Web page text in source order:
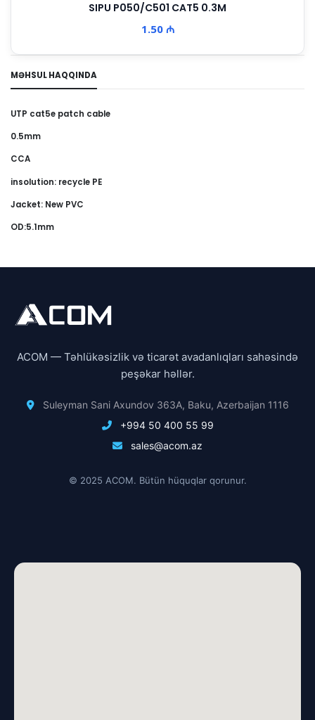
SIPU P050/C501 CAT5 0.3M
1.50 ₼
MƏHSUL HAQQINDA
UTP cat5e patch cable
0.5mm
CCA
insolution: recycle PE
Jacket: New PVC
OD:5.1mm
ACOM — Təhlükəsizlik və ticarət avadanlıqları sahəsində
peşəkar həllər.
Suleyman Sani Axundov 363A, Baku, Azerbaijan 1116
+994 50 400 55 99
sales@acom.az
© 2025 ACOM. Bütün hüquqlar qorunur.